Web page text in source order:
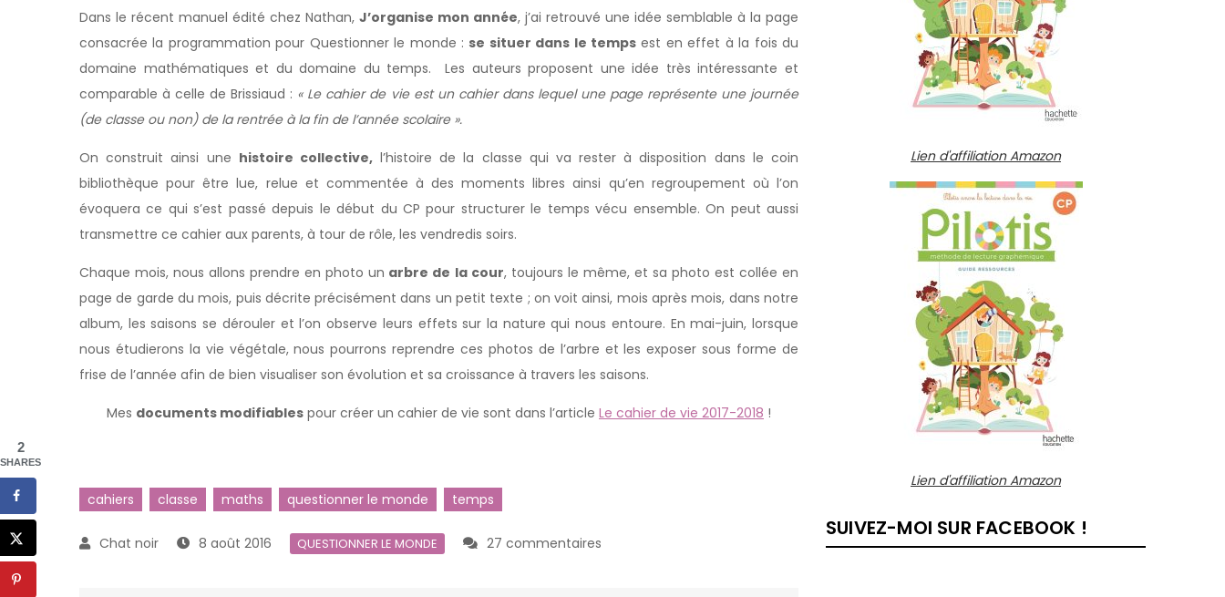
Dans le récent manuel édité chez Nathan, J’organise mon année, j’ai retrouvé une idée semblable à la page
consacrée la programmation pour Questionner le monde : se situer dans le temps est en effet à la fois du
domaine mathématiques et du domaine du temps. Les auteurs proposent une idée très intéressante et
comparable à celle de Brissiaud : « Le cahier de vie est un cahier dans lequel une page représente une journée
(de classe ou non) de la rentrée à la fin de l’année scolaire ».
On construit ainsi une histoire collective,l’histoire de la classe qui va rester à disposition dans le coin
bibliothèque pour être lue, relue et commentée à des moments libres ainsi qu’en regroupement où l’on
évoquera ce qui s’est passé depuis le début du CP pour structurer le temps vécu ensemble. On peut aussi
transmettre ce cahier aux parents, à tour de rôle, les vendredis soirs.
Chaque mois, nous allons prendre en photo un arbre de la cour, toujours le même, et sa photo est collée en
page de garde du mois, puis décrite précisément dans un petit texte ; on voit ainsi, mois après mois, dans notre
album, les saisons se dérouler et l’on observe leurs effets sur la nature qui nous entoure. En mai-juin, lorsque
nous étudierons la vie végétale, nous pourrons reprendre ces photos de l’arbre et les exposer sous forme de
frise de l’année afin de bien visualiser son évolution et sa croissance à travers les saisons.
Mes documents modifiables pour créer un cahier de vie sont dans l’article Le cahier de vie 2017-2018 !
cahiers classe maths questionner le monde temps
8 août 2016 QUESTIONNER LE MONDE 27 commentaires
Lien d'affiliation Amazon
Lien d'affiliation Amazon
SUIVEZ-MOI SUR FACEBOOK !
2
SHARES